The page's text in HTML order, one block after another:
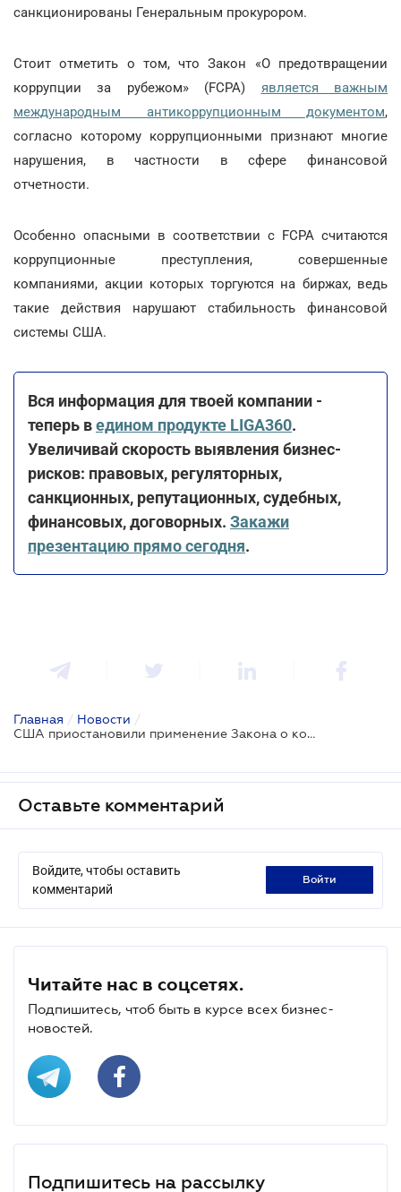
санкционированы Генеральным прокурором.
Стоит отметить о том, что Закон «О предотвращении
коррупции за рубежом» (FCPA) является важным
международным антикоррупционным документом,
согласно которому коррупционными признают многие
нарушения, в частности в сфере финансовой
отчетности.
Особенно опасными в соответствии с FCPA считаются
коррупционные преступления, совершенные
компаниями, акции которых торгуются на биржах, ведь
такие действия нарушают стабильность финансовой
системы США.
Вся информация для твоей компании -
теперь ведином продукте LIGA360.
Увеличивай скорость выявления бизнес-
рисков: правовых, регуляторных,
санкционных, репутационных, судебных,
финансовых, договорных. Закажи
презентацию прямо сегодня.
Главная / Новости /
США приостановили применение Закона о коррупции за рубежом (FCPA)
Оставьте комментарий
Войдите, чтобы оставить
комментарий
войти
Читайте нас в соцсетях.
Подпишитесь, чтоб быть в курсе всех бизнес-
новостей.
Подпишитесь на рассылку